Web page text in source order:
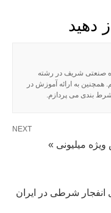
دهید
صنعتی شریف در رشته
همچنین به ارائه آموزش در
بندی می پردازم.
NEXT